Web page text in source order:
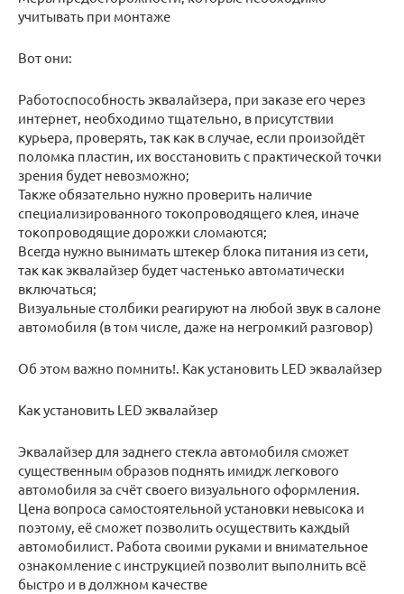
учитывать при монтаже
Вот они:
Работоспособность эквалайзера, при заказе его через
интернет, необходимо тщательно, в присутствии
курьера, проверять, так как в случае, если произойдёт
поломка пластин, их восстановить с практической точки
зрения будет невозможно;
Также обязательно нужно проверить наличие
специализированного токопроводящего клея, иначе
токопроводящие дорожки сломаются;
Всегда нужно вынимать штекер блока питания из сети,
так как эквалайзер будет частенько автоматически
включаться;
Визуальные столбики реагируют на любой звук в салоне
автомобиля (в том числе, даже на негромкий разговор)
Об этом важно помнить!. Как установить LED эквалайзер
Как установить LED эквалайзер
Эквалайзер для заднего стекла автомобиля сможет
существенным образов поднять имидж легкового
автомобиля за счёт своего визуального оформления.
Цена вопроса самостоятельной установки невысока и
поэтому, её сможет позволить осуществить каждый
автомобилист. Работа своими руками и внимательное
ознакомление с инструкцией позволит выполнить всё
быстро и в должном качестве